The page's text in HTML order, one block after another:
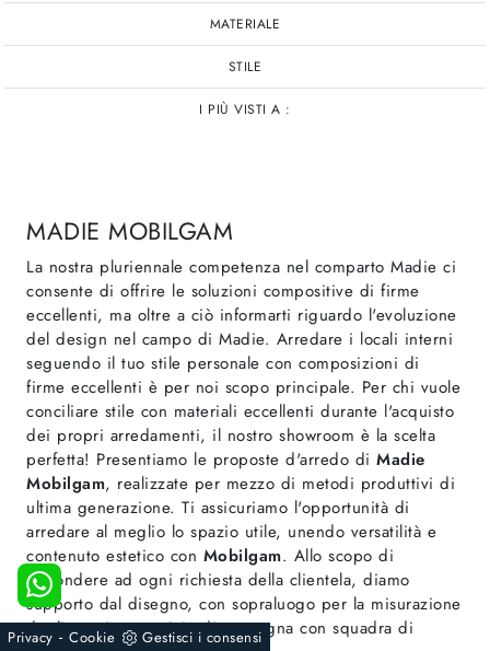
MATERIALE
STILE
I PIÙ VISTI A :
MADIE MOBILGAM
La nostra pluriennale competenza nel comparto Madie ci
consente di offrire le soluzioni compositive di firme
eccellenti, ma oltre a ciò informarti riguardo l'evoluzione
del design nel campo di Madie. Arredare i locali interni
seguendo il tuo stile personale con composizioni di
firme eccellenti è per noi scopo principale. Per chi vuole
conciliare stile con materiali eccellenti durante l'acquisto
dei propri arredamenti, il nostro showroom è la scelta
perfetta! Presentiamo le proposte d'arredo di Madie
Mobilgam, realizzate per mezzo di metodi produttivi di
ultima generazione. Ti assicuriamo l'opportunità di
arredare al meglio lo spazio utile, unendo versatilità e
contenuto estetico con Mobilgam. Allo scopo di
rispondere ad ogni richiesta della clientela, diamo
supporto dal disegno, con sopraluogo per la misurazione
degli spazi, e servizio di consegna con squadra di
Privacy - Cookie Gestisci i consensi